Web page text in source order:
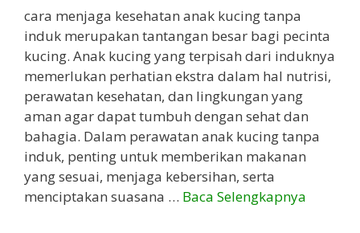
cara menjaga kesehatan anak kucing tanpa
induk merupakan tantangan besar bagi pecinta
kucing. Anak kucing yang terpisah dari induknya
memerlukan perhatian ekstra dalam hal nutrisi,
perawatan kesehatan, dan lingkungan yang
aman agar dapat tumbuh dengan sehat dan
bahagia. Dalam perawatan anak kucing tanpa
induk, penting untuk memberikan makanan
yang sesuai, menjaga kebersihan, serta
menciptakan suasana … Baca Selengkapnya